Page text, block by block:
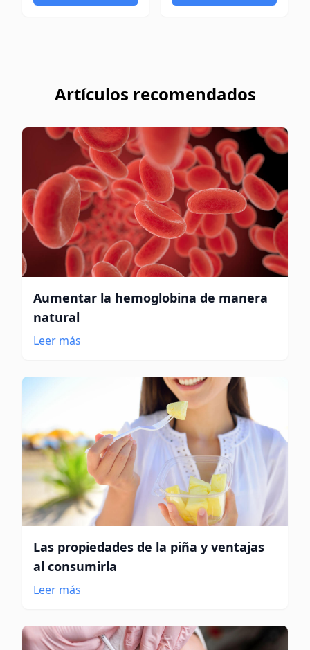
Artículos recomendados
Aumentar la hemoglobina de manera
natural
Leer más
Las propiedades de la piña y ventajas
al consumirla
Leer más